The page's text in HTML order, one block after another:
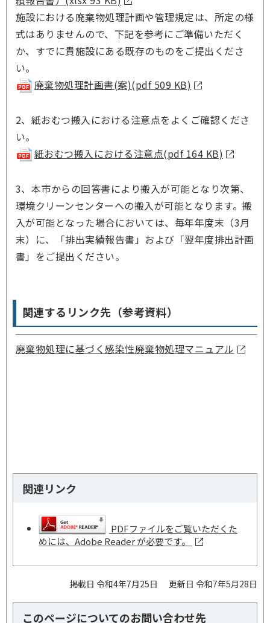
施設における廃棄物処理計画や管理規定は、所定の様
式はありませんので、下記を参考にご準備いただく
か、すでに貴施設にある既存のものをご提出くださ
い。
廃棄物処理計画書(案)(pdf 509 KB)
2、紙おむつ搬入における注意点をよくご確認くださ
い。
紙おむつ搬入における注意点(pdf 164 KB)
3、本市からの回答書により搬入が可能となり次第、
環境クリーンセンターへの搬入が可能となります。搬
入が可能となった場合においては、毎年年度末（3月
末）に、「排出実績報告書」および「翌年度排出計画
書」をご提出ください。
関連するリンク先（参考資料）
廃棄物処理に基づく感染性廃棄物処理マニュアル
関連リンク
PDFファイルをご覧いただくた
めには、Adobe Reader が必要です。
掲載日 令和4年7月25日 更新日 令和7年5月28日
このページについてのお問い合わせ先